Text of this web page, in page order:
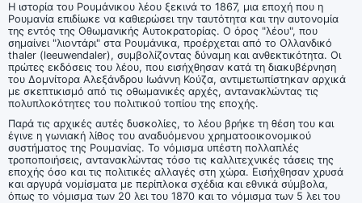
Η ιστορία του Ρουμάνικου λέου ξεκινά το 1867, μια εποχή που η
Ρουμανία επιδίωκε να καθιερώσει την ταυτότητα και την αυτονομία
της εντός της Οθωμανικής Αυτοκρατορίας. Ο όρος "λέου", που
σημαίνει "λιοντάρι" στα Ρουμάνικα, προέρχεται από το Ολλανδικό
thaler (leeuwendaler), συμβολίζοντας δύναμη και ανθεκτικότητα. Οι
πρώτες εκδόσεις του λέου, που εισήχθησαν κατά τη διακυβέρνηση
του Δομνίτορα Αλεξάνδρου Ιωάννη Κούζα, αντιμετωπίστηκαν αρχικά
με σκεπτικισμό από τις οθωμανικές αρχές, αντανακλώντας τις
πολυπλοκότητες του πολιτικού τοπίου της εποχής.
Παρά τις αρχικές αυτές δυσκολίες, το λέου βρήκε τη θέση του και
έγινε η γωνιακή λίθος του αναδυόμενου χρηματοοικονομικού
συστήματος της Ρουμανίας. Το νόμισμα υπέστη πολλαπλές
τροποποιήσεις, αντανακλώντας τόσο τις καλλιτεχνικές τάσεις της
εποχής όσο και τις πολιτικές αλλαγές στη χώρα. Εισήχθησαν χρυσά
και αργυρά νομίσματα με περίπλοκα σχέδια και εθνικά σύμβολα,
όπως το νόμισμα των 20 λει του 1870 και το νόμισμα των 5 λει του